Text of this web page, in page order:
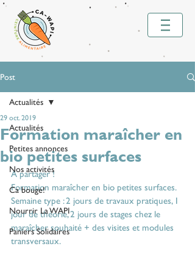
Post
Actualités
Petites annonces
Nos activités
Ca bouge!
Nourrir La WAPI
Paniers Solidaires
Actualités
Formation maraîcher en
bio petites surfaces
29 oct. 2019
A partager !
Formation maraîcher en bio petites surfaces.
Semaine type : 2 jours de travaux pratiques, 1
jour de théorie, 2 jours de stages chez le
maraîcher souhaité + des visites et modules
transversaux.